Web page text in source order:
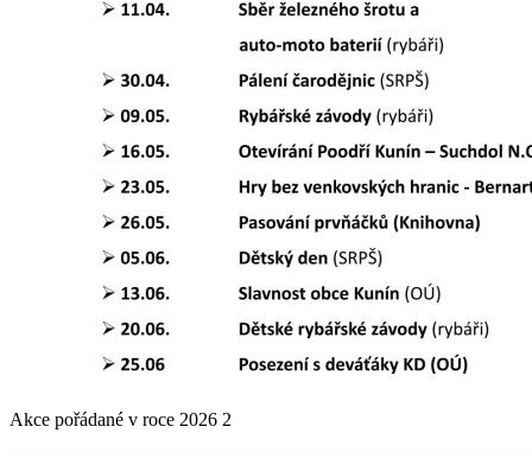
Akce pořádané v roce 2026 2